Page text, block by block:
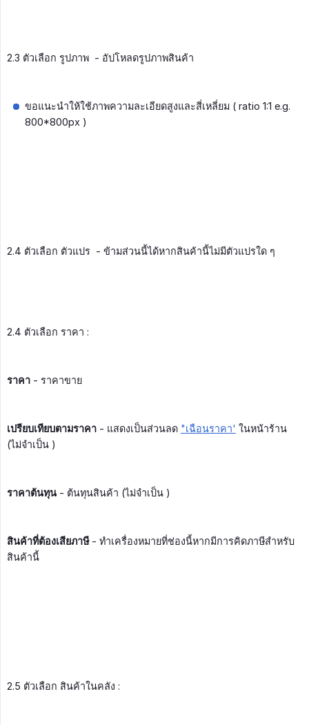
2.3 ตัวเลือก รูปภาพ - อัปโหลดรูปภาพสินค้า
ขอแนะนำให้ใช้ภาพความละเอียดสูงและสี่เหลี่ยม ( ratio 1:1 e.g.
800*800px )
2.4 ตัวเลือก ตัวแปร - ข้ามส่วนนี้ได้หากสินค้านี้ไม่มีตัวแปรใด ๆ
2.4 ตัวเลือก ราคา :
ราคา - ราคาขาย
เปรียบเทียบตามราคา - แสดงเป็นส่วนลด "เฉือนราคา' ในหน้าร้าน
(ไม่จำเป็น )
ราคาต้นทุน - ต้นทุนสินค้า (ไม่จำเป็น )
สินค้าที่ต้องเสียภาษี- ทำเครื่องหมายที่ช่องนี้หากมีการคิดภาษีสำหรับ
สินค้านี้
2.5 ตัวเลือก สินค้าในคลัง :